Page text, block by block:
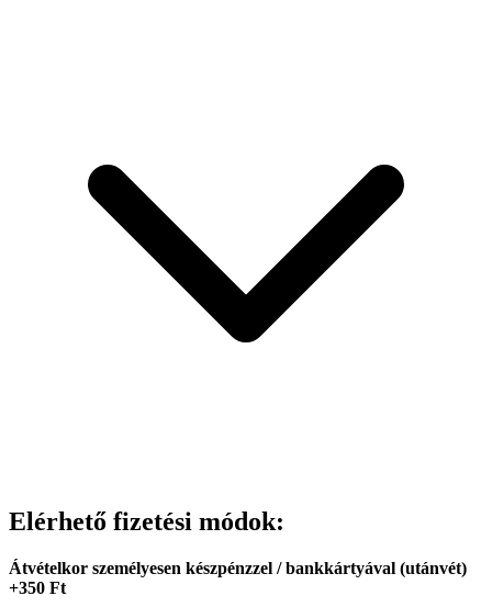
Elérhető fizetési módok:
Átvételkor személyesen készpénzzel / bankkártyával (utánvét)
+350 Ft